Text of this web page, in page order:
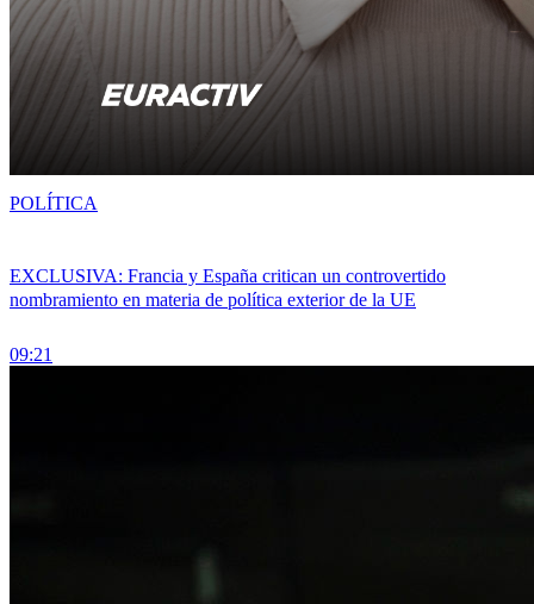
EXCLUSIVA: Francia y España critican un controvertido
nombramiento en materia de política exterior de la UE
09:21
POLÍTICA